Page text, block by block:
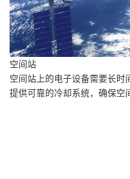
空间站
空间站上的电子设备需要长时
提供可靠的冷却系统，确保空